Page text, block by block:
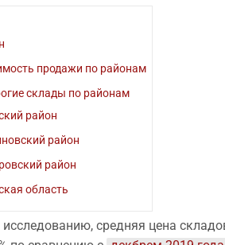
продажи по районам
склады по районам
район
район
район
область
средняя цена